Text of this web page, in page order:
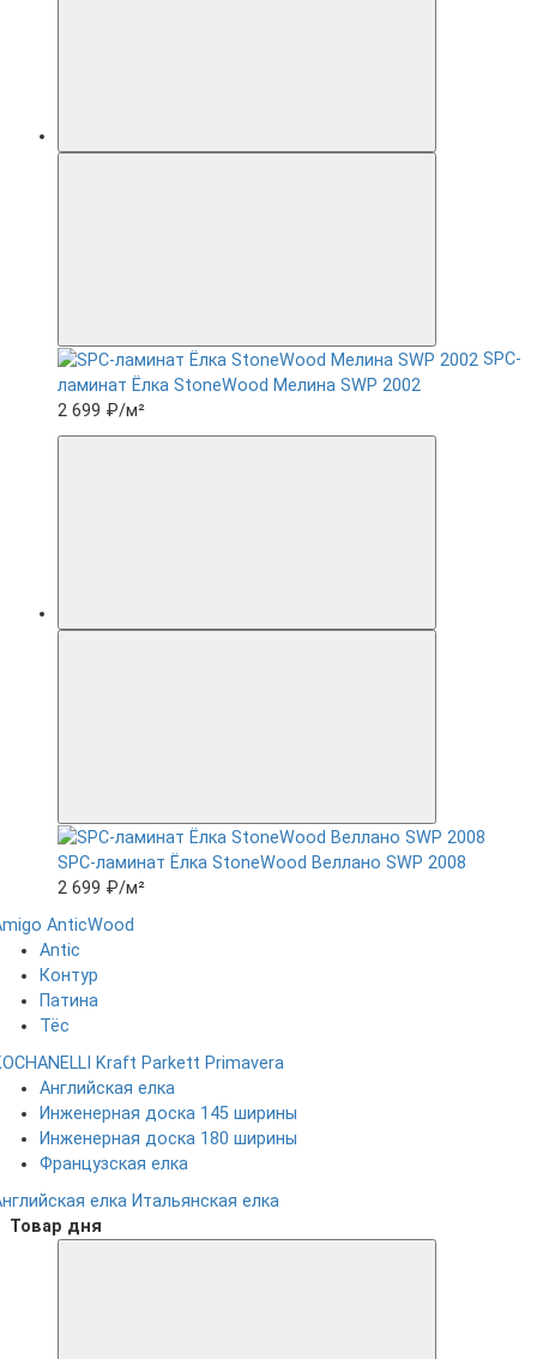
SPC-
ламинат Ëлка StoneWood Мелина SWP 2002
2 699 ₽/м²
SPC-ламинат Ëлка StoneWood Веллано SWP 2008
2 699 ₽/м²
AnticWood
Antic
Контур
Патина
Тёс
Kraft Parkett Primavera
Английская елка
Инженерная доска 145 ширины
Инженерная доска 180 ширины
Французская елка
елка Итальянская елка
Товар дня